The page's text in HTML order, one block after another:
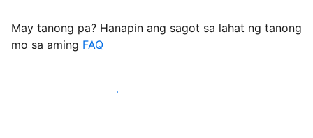
May tanong pa? Hanapin ang sagot sa lahat ng tanong
mo sa aming FAQ
Simulang i-welcome ang mga guest